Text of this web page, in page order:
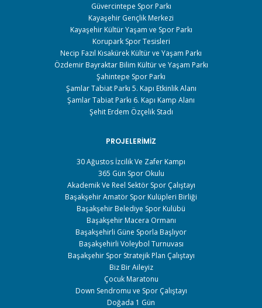
Güvercintepe Spor Parkı
Kayaşehir Gençlik Merkezi
Kayaşehir Kültür Yaşam ve Spor Parkı
Korupark Spor Tesisleri
Necip Fazıl Kısakürek Kültür ve Yaşam Parkı
Özdemir Bayraktar Bilim Kültür ve Yaşam Parkı
Şahintepe Spor Parkı
Şamlar Tabiat Parkı 5. Kapı Etkinlik Alanı
Şamlar Tabiat Parkı 6. Kapı Kamp Alanı
Şehit Erdem Özçelik Stadı
PROJELERIMIZ
30 Ağustos İzcilik Ve Zafer Kampı
365 Gün Spor Okulu
Akademik Ve Reel Sektör Spor Çalıştayı
Başakşehir Amatör Spor Kulüpleri Birliği
Başakşehir Belediye Spor Kulübü
Başakşehir Macera Ormanı
Başakşehirli Güne Sporla Başlıyor
Başakşehirli Voleybol Turnuvası
Başakşehir Spor Stratejik Plan Çalıştayı
Biz Bir Aileyiz
Çocuk Maratonu
Down Sendromu ve Spor Çalıştayı
Doğada 1 Gün